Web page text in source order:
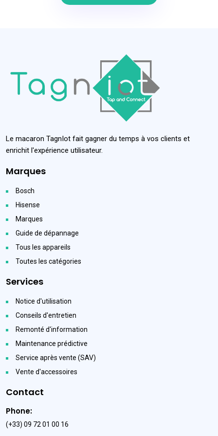
Le macaron TagnIot fait gagner du temps à vos clients et
enrichit l'expérience utilisateur.
Marques
Bosch
Hisense
Marques
Guide de dépannage
Tous les appareils
Toutes les catégories
Services
Notice d'utilisation
Conseils d'entretien
Remonté d'information
Maintenance prédictive
Service après vente (SAV)
Vente d'accessoires
Contact
Phone:
(+33) 09 72 01 00 16